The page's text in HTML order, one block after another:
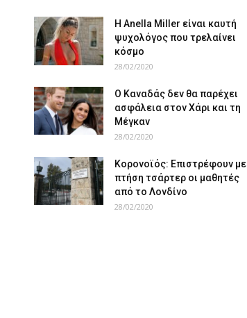
Η Anella Miller είναι καυτή
ψυχολόγος που τρελαίνει
κόσμο
28/02/2020
Ο Καναδάς δεν θα παρέχει
ασφάλεια στον Χάρι και τη
Μέγκαν
28/02/2020
Κορονοϊός: Επιστρέφουν με
πτήση τσάρτερ οι μαθητές
από το Λονδίνο
28/02/2020